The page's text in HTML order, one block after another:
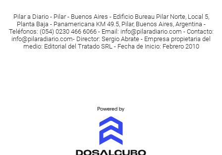
Pilar a Diario - Pilar - Buenos Aires - Edificio Bureau Pilar Norte, Local 5,
Planta Baja - Panamericana KM 49.5, Pilar, Buenos Aires, Argentina -
Teléfonos: (054) 0230 466 6066 - Email : info@pilaradiario.com - Contacto:
info@pilaradiario.com- Director: Sergio Abrate - Empresa propietaria del
medio: Editorial del Tratado SRL - Fecha de Inicio: Febrero 2010